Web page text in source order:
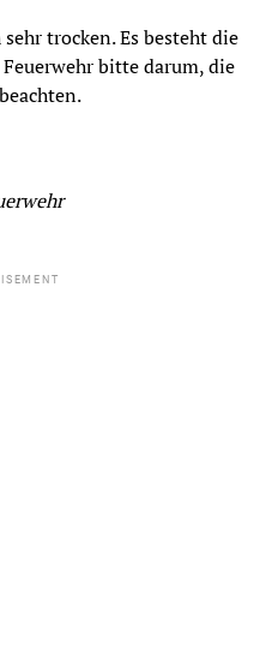
trocken. Es besteht die
bitte darum, die